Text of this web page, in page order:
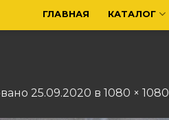
ГЛАВНАЯ КАТАЛОГ
25.09.2020 в 1080 × 1080